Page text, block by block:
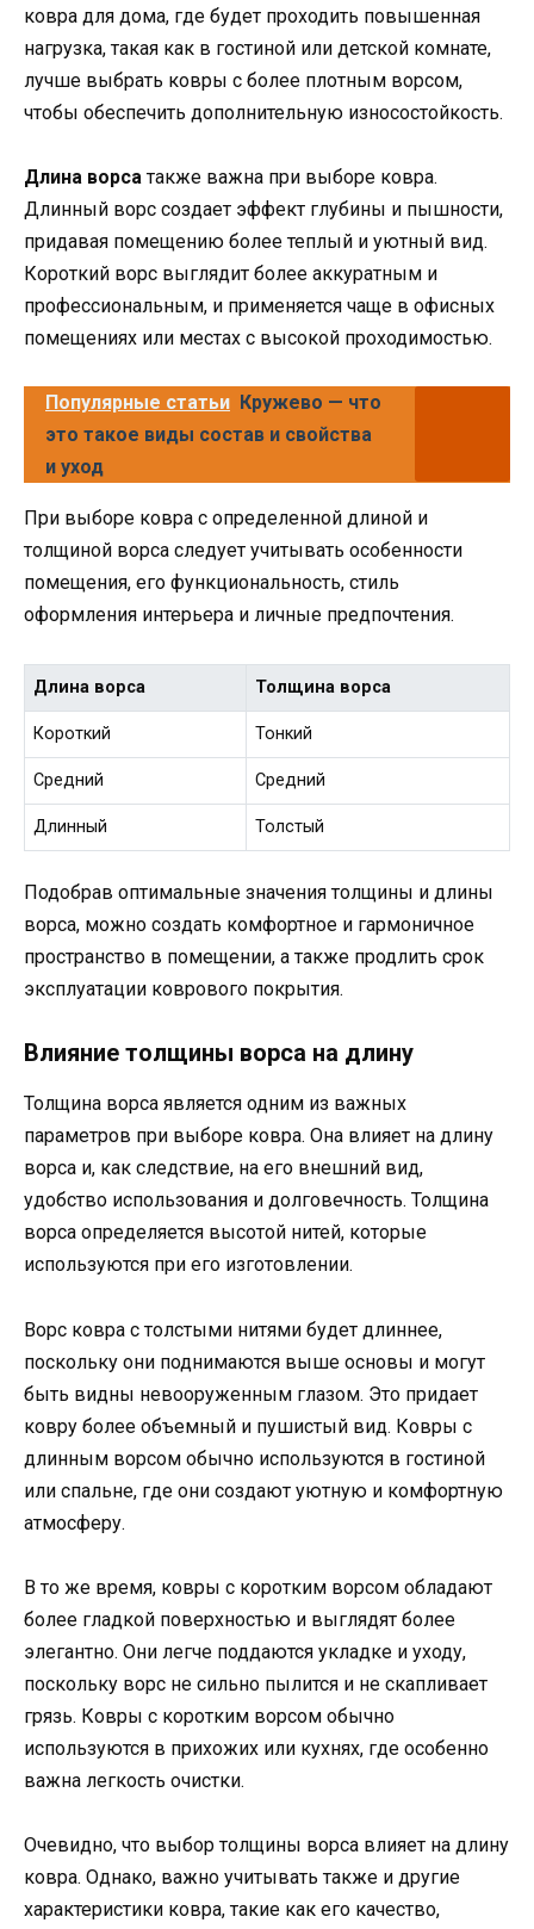
ковра для дома, где будет проходить повышенная
нагрузка, такая как в гостиной или детской комнате,
лучше выбрать ковры с более плотным ворсом,
чтобы обеспечить дополнительную износостойкость.
Длина ворса также важна при выборе ковра.
Длинный ворс создает эффект глубины и пышности,
придавая помещению более теплый и уютный вид.
Короткий ворс выглядит более аккуратным и
профессиональным, и применяется чаще в офисных
помещениях или местах с высокой проходимостью.
Популярные статьи Кружево — что
это такое виды состав и свойства
и уход
При выборе ковра с определенной длиной и
толщиной ворса следует учитывать особенности
помещения, его функциональность, стиль
оформления интерьера и личные предпочтения.
Длина ворса Толщина ворса
Короткий Тонкий
Средний Средний
Длинный Толстый
Подобрав оптимальные значения толщины и длины
ворса, можно создать комфортное и гармоничное
пространство в помещении, а также продлить срок
эксплуатации коврового покрытия.
Влияние толщины ворса на длину
Толщина ворса является одним из важных
параметров при выборе ковра. Она влияет на длину
ворса и, как следствие, на его внешний вид,
удобство использования и долговечность. Толщина
ворса определяется высотой нитей, которые
используются при его изготовлении.
Ворс ковра с толстыми нитями будет длиннее,
поскольку они поднимаются выше основы и могут
быть видны невооруженным глазом. Это придает
ковру более объемный и пушистый вид. Ковры с
длинным ворсом обычно используются в гостиной
или спальне, где они создают уютную и комфортную
атмосферу.
В то же время, ковры с коротким ворсом обладают
более гладкой поверхностью и выглядят более
элегантно. Они легче поддаются укладке и уходу,
поскольку ворс не сильно пылится и не скапливает
грязь. Ковры с коротким ворсом обычно
используются в прихожих или кухнях, где особенно
важна легкость очистки.
Очевидно, что выбор толщины ворса влияет на длину
ковра. Однако, важно учитывать также и другие
характеристики ковра, такие как его качество,